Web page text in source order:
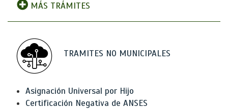
MÁS TRÁMITES
TRAMITES NO MUNICIPALES
Asignación Universal por Hijo
Certificación Negativa de ANSES